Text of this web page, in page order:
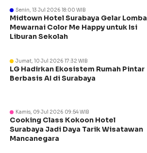
Senin, 13 Jul 2026 18:00 WIB
Midtown Hotel Surabaya Gelar Lomba
Mewarnai Color Me Happy untuk Isi
Liburan Sekolah
Jumat, 10 Jul 2026 17:32 WIB
LG Hadirkan Ekosistem Rumah Pintar
Berbasis AI di Surabaya
Kamis, 09 Jul 2026 09:54 WIB
Cooking Class Kokoon Hotel
Surabaya Jadi Daya Tarik Wisatawan
Mancanegara